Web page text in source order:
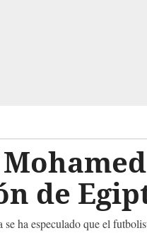
de
ha especulado que el